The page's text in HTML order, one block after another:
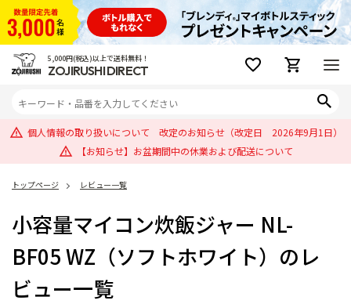
5,000円(税込)以上で送料無料！
ZOJIRUSHI DIRECT
個人情報の取り扱いについて 改定のお知らせ（改定日 2026年9月1日）
【お知らせ】お盆期間中の休業および配送について
トップページ レビュー一覧
小容量マイコン炊飯ジャー NL-
BF05 WZ（ソフトホワイト）のレ
ビュー一覧